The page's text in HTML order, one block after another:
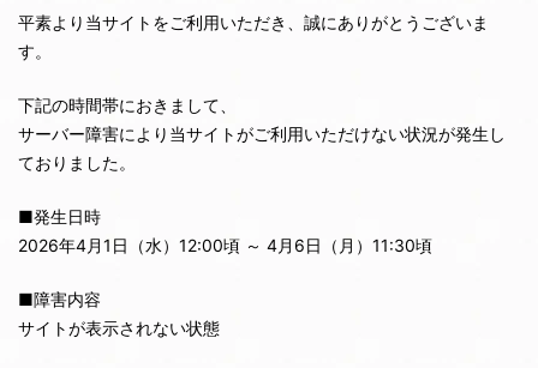
平素より当サイトをご利用いただき、誠にありがとうございま
す。
下記の時間帯におきまして、
サーバー障害により当サイトがご利用いただけない状況が発生し
ておりました。
■発生日時
2026年4月1日（水）12:00頃 ～ 4月6日（月）11:30頃
■障害内容
サイトが表示されない状態